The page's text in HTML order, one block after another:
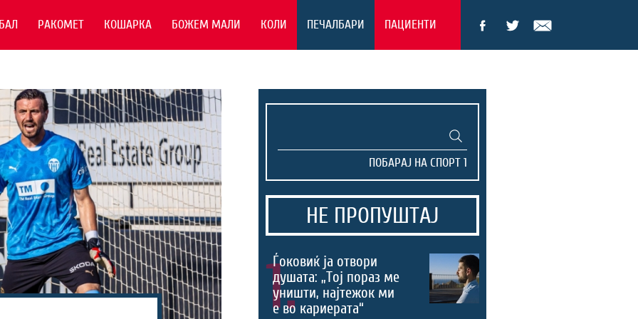
РАКОМЕТ КОШАРКА БОЖЕМ МАЛИ КОЛИ ПЕЧАЛБАРИ ПАЦИЕНТИ
НЕ ПРОПУШТАЈ
1.
Ѓоковиќ ја отвори
душата: „Тој пораз ме
уништи, најтежок ми
е во кариерата“